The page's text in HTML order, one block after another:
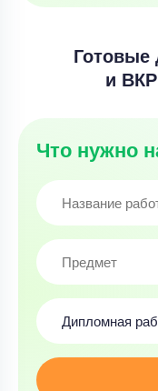
и
Что нужно
Дипломная